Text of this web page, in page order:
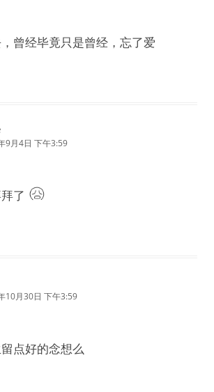
曾经毕竟只是曾经，忘了爱
9月4日 下午3:59
了
10月30日 下午3:59
点好的念想么